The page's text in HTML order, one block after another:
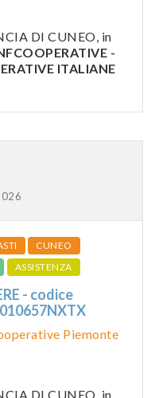
DI CUNEO, in
-
ITALIANE
CUNEO
ASSISTENZA
- codice
Piemonte
DI CUNEO, in